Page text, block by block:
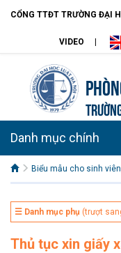
CỔNG TTĐT TRƯỜNG ĐẠI
VIDEO
Danh mục chính
Biểu mẫu cho sinh
☰ Danh mục phụ (trượt
Thủ tục xin giấy